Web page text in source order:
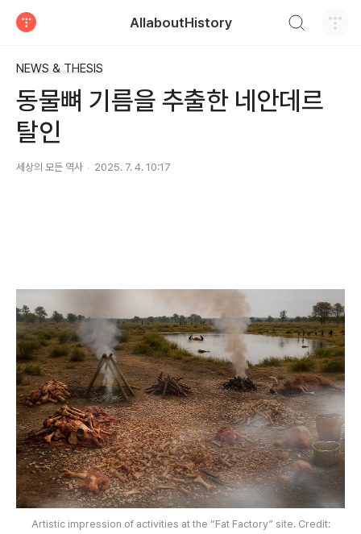
AllaboutHistory
NEWS & THESIS
동물뼈 기름을 추출한 네안데르
탈인
세상의 모든 역사 2025. 7. 4. 10:17
Artistic impression of activities at the “Fat Factory” site. Credit: